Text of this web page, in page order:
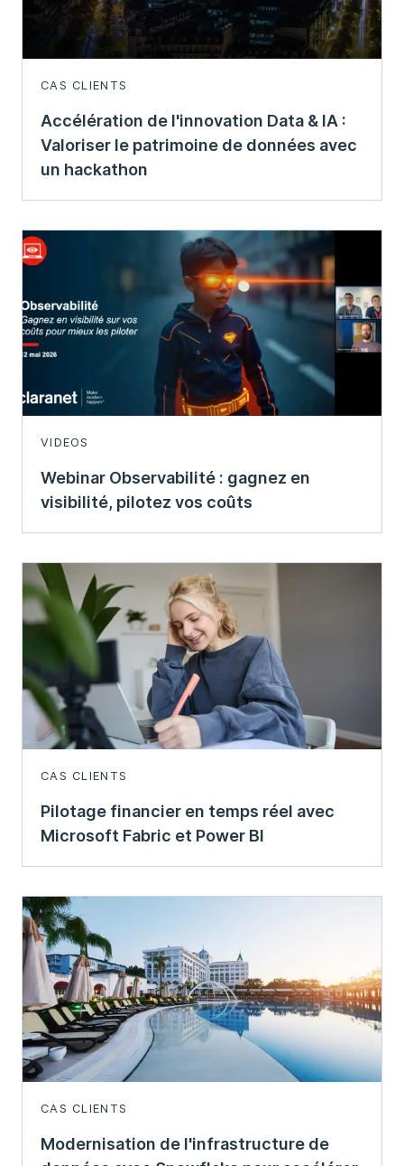
CAS CLIENTS
Accélération de l'innovation Data & IA :
Valoriser le patrimoine de données avec
un hackathon
VIDEOS
Webinar Observabilité : gagnez en
visibilité, pilotez vos coûts
CAS CLIENTS
Pilotage financier en temps réel avec
Microsoft Fabric et Power BI
CAS CLIENTS
Modernisation de l'infrastructure de